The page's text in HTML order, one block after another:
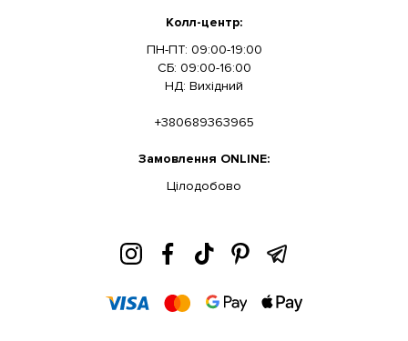
Колл-центр:
ПН-ПТ: 09:00-19:00
СБ: 09:00-16:00
НД: Вихідний
+380689363965
Замовлення ONLINE:
Цілодобово